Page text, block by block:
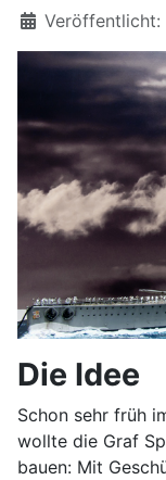
Details
Veröffentlicht:
Die Idee
Schon sehr früh
wollte die Graf
bauen: Mit